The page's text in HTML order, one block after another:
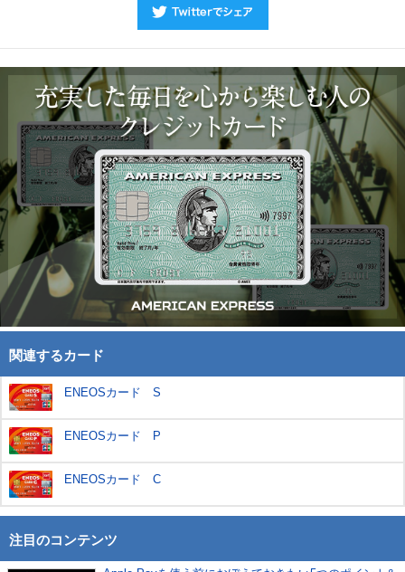
関連するカード
ENEOSカード S
ENEOSカード P
ENEOSカード C
注目のコンテンツ